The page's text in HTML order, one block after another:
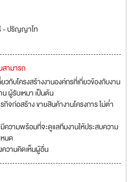
ปริญญาโท
ามารถ
วกับโครงสร้างงานองค์กรที่เกี่ยวข้องกับงาน
ผู้รับเหมา เป็นต้น
จก่อสร้าง ขายสินค้างานโครงการ ไม่ต่ำ
ความพร้อมที่จะดูแลทีมงานให้ประสบความ
นด
วามคิดเห็นผู้อื่น